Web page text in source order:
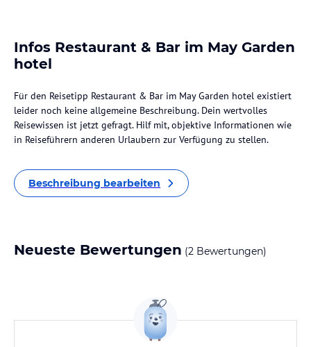
Infos Restaurant & Bar im May Garden
hotel
Für den Reisetipp Restaurant & Bar im May Garden hotel existiert
leider noch keine allgemeine Beschreibung. Dein wertvolles
Reisewissen ist jetzt gefragt. Hilf mit, objektive Informationen wie
in Reiseführern anderen Urlaubern zur Verfügung zu stellen.
Beschreibung bearbeiten
Neueste Bewertungen (2 Bewertungen)